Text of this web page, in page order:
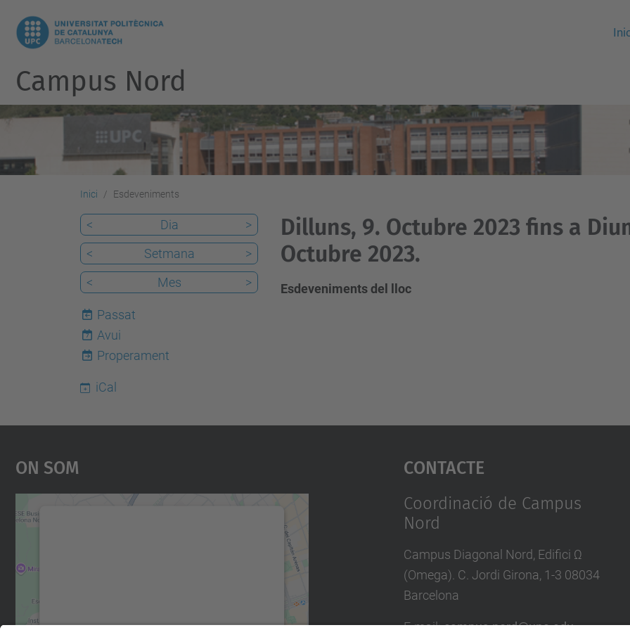
Campus Nord
Inici Esdeveniments
Dilluns, 9. Octubre 2023 fins a
Octubre 2023.
Esdeveniments del lloc
< Dia
>
<
Setmana
>
<
Mes >
Passat
7
Avui
Properament
iCal
On Som Contacte
Coordinació de Campus
Nord
Campus Diagonal Nord, Edifici Ω
(Omega). C. Jordi Girona, 1-3 08034
Barcelona
E-mail:campus.nord@upc.edu